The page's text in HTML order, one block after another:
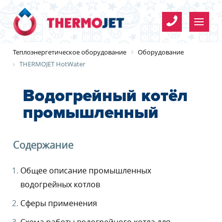
Теплоэнергетическое оборудование
Оборудование
THERMOJET HotWater
Водогрейный котёл
промышленный
Содержание
Общее описание промышленных
водогрейных котлов
Сферы применения
Имя*
Телефон
Согласие на обработку
персональных данных
Y
Организация
Имя*
Телефон
E-mail
*
Телефон *